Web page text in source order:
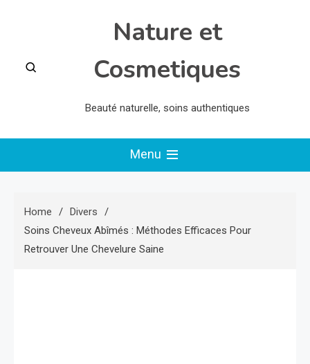
Nature et
Cosmetiques
Beauté naturelle, soins authentiques
Menu
Home
Divers
Soins Cheveux Abîmés : Méthodes Efficaces Pour
Retrouver Une Chevelure Saine